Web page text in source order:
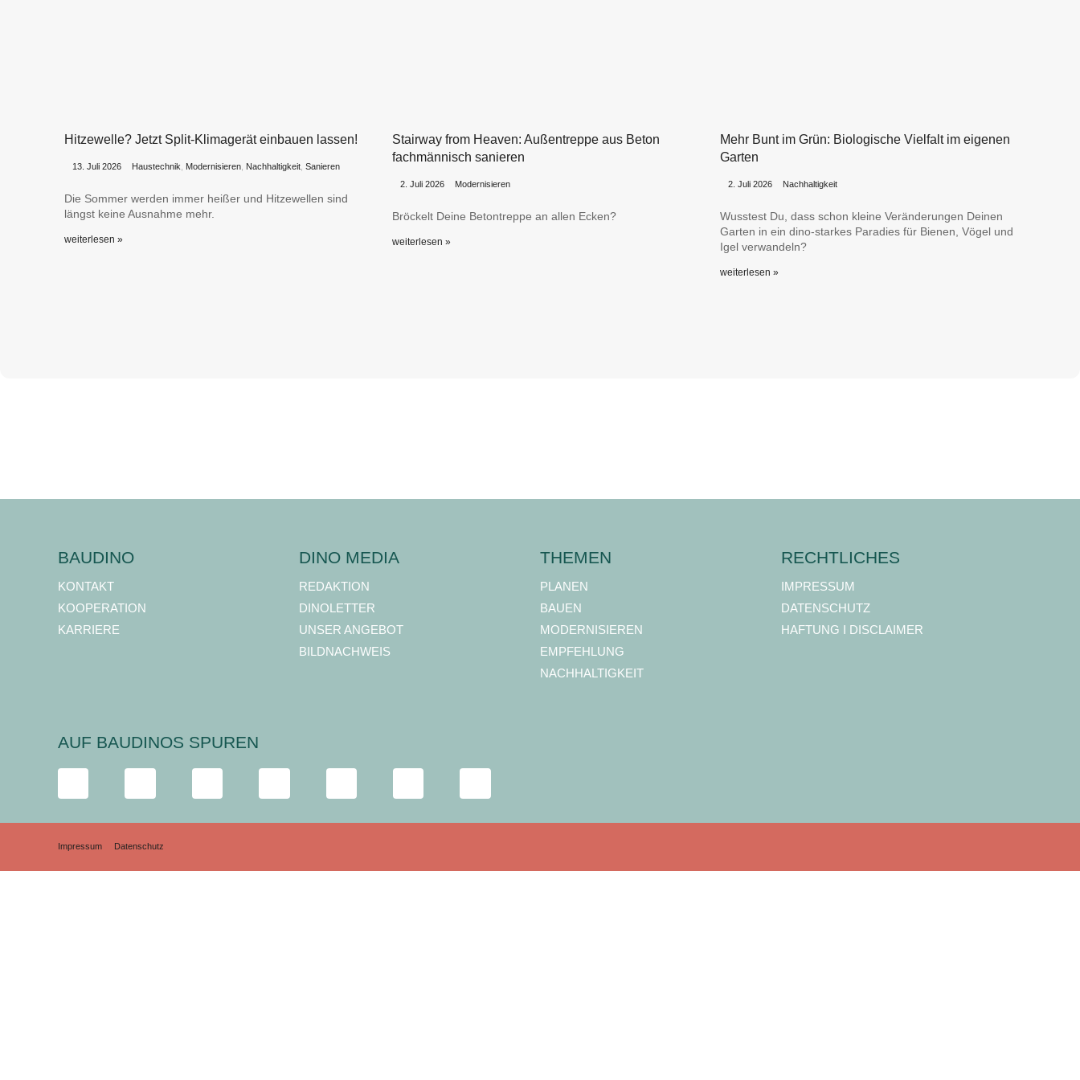
Hitzewelle? Jetzt Split-Klimagerät einbauen lassen!
13. Juli 2026 Haustechnik Modernisieren Nachhaltigkeit Sanieren
Die Sommer werden immer heißer und Hitzewellen sind
längst keine Ausnahme mehr.
weiterlesen »
Stairway from Heaven: Außentreppe aus Beton
fachmännisch sanieren
2. Juli 2026 Modernisieren
Bröckelt Deine Betontreppe an allen Ecken?
weiterlesen »
Mehr Bunt im Grün: Biologische Vielfalt im eigenen
Garten
2. Juli 2026 Nachhaltigkeit
Wusstest Du, dass schon kleine Veränderungen Deinen
Garten in ein dino-starkes Paradies für Bienen, Vögel und
Igel verwandeln?
weiterlesen »
BAUDINO
KONTAKT
KOOPERATION
KARRIERE
DINO MEDIA
REDAKTION
DINOLETTER
UNSER ANGEBOT
BILDNACHWEIS
THEMEN
PLANEN
BAUEN
MODERNISIEREN
EMPFEHLUNG
NACHHALTIGKEIT
RECHTLICHES
IMPRESSUM
DATENSCHUTZ
HAFTUNG I DISCLAIMER
AUF BAUDINOS SPUREN
Impressum Datenschutz